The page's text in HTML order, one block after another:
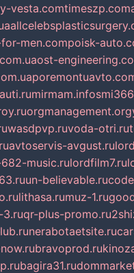
vesta.comtimeszp.com
men.compoisk-
ost-
mirmam.info
orgmanagement.org
wasdpvp.ruvoda-otri.ru
avtoservis-avgust.ru
music.rulordfilm7.ru
un-believable.ru
lithasa.rumuz-1.ru
qr-plus-promo.ru
nerabotaetsite.ru
bravoprod.ru
bagira31.ru